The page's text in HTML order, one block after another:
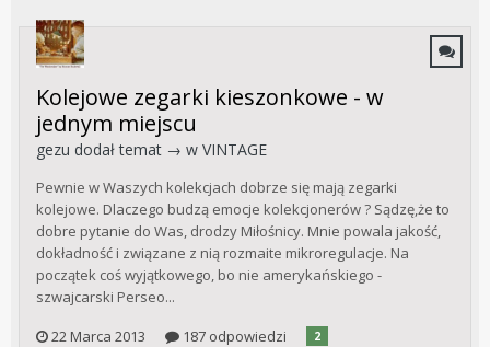
Kolejowe zegarki kieszonkowe - w
jednym miejscu
gezu dodał temat → w VINTAGE
Pewnie w Waszych kolekcjach dobrze się mają zegarki
kolejowe. Dlaczego budzą emocje kolekcjonerów ? Sądzę,że to
dobre pytanie do Was, drodzy Miłośnicy. Mnie powala jakość,
dokładność i związane z nią rozmaite mikroregulacje. Na
początek coś wyjątkowego, bo nie amerykańskiego -
szwajcarski Perseo...
22 Marca 2013
187 odpowiedzi 2